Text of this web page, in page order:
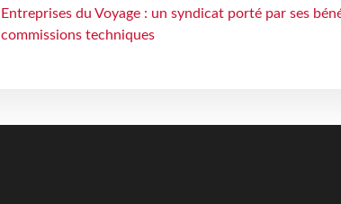
Entreprises du Voyage : un syndicat porté par ses
commissions techniques